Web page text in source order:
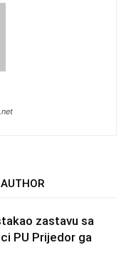
zastavu sa
PU Prijedor ga